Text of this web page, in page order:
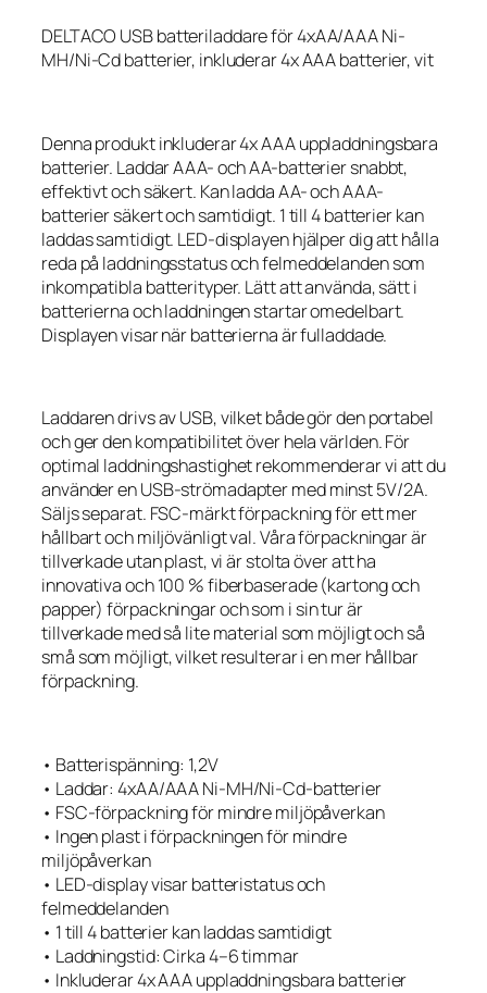
DELTACO USB batteriladdare för 4xAA/AAA Ni-
MH/Ni-Cd batterier, inkluderar 4x AAA batterier, vit
Denna produkt inkluderar 4x AAA uppladdningsbara
batterier. Laddar AAA- och AA-batterier snabbt,
effektivt och säkert. Kan ladda AA- och AAA-
batterier säkert och samtidigt. 1 till 4 batterier kan
laddas samtidigt. LED-displayen hjälper dig att hålla
reda på laddningsstatus och felmeddelanden som
inkompatibla batterityper. Lätt att använda, sätt i
batterierna och laddningen startar omedelbart.
Displayen visar när batterierna är fulladdade.
Laddaren drivs av USB, vilket både gör den portabel
och ger den kompatibilitet över hela världen. För
optimal laddningshastighet rekommenderar vi att du
använder en USB-strömadapter med minst 5V/2A.
Säljs separat. FSC-märkt förpackning för ett mer
hållbart och miljövänligt val. Våra förpackningar är
tillverkade utan plast, vi är stolta över att ha
innovativa och 100 % fiberbaserade (kartong och
papper) förpackningar och som i sin tur är
tillverkade med så lite material som möjligt och så
små som möjligt, vilket resulterar i en mer hållbar
förpackning.
• Batterispänning: 1,2V
• Laddar: 4xAA/AAA Ni-MH/Ni-Cd-batterier
• FSC-förpackning för mindre miljöpåverkan
• Ingen plast i förpackningen för mindre
miljöpåverkan
• LED-display visar batteristatus och
felmeddelanden
• 1 till 4 batterier kan laddas samtidigt
• Laddningstid: Cirka 4–6 timmar
• Inkluderar 4x AAA uppladdningsbara batterier